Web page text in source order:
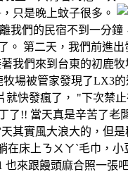
只是晚上蚊子很多。
我們的民宿不到一分
第二天，我們前進
我們來到台東的初鹿
場被管家發現了LX3
快發瘋了， "下次禁
!! 當天真是辛苦了老
其實風大浪大的，但
床上ㄋㄨㄚˋ毛巾，
也來跟饅頭麻合照一張